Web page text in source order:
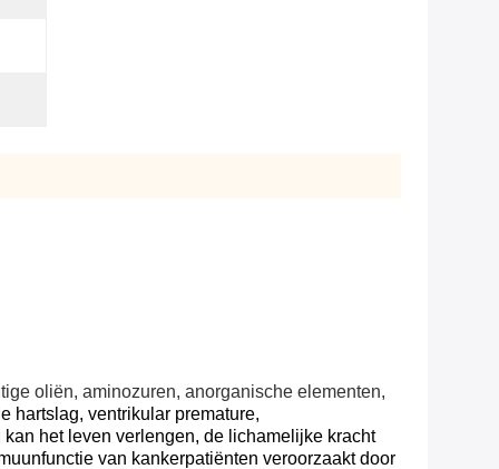
oliën, aminozuren, anorganische elementen,
hartslag, ventrikular premature,
het leven verlengen, de lichamelijke kracht
van kankerpatiënten veroorzaakt door